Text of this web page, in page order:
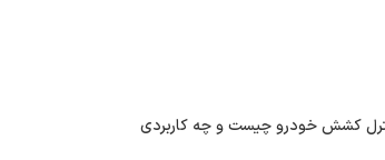
کشش خودرو چیست و چه کاربردی